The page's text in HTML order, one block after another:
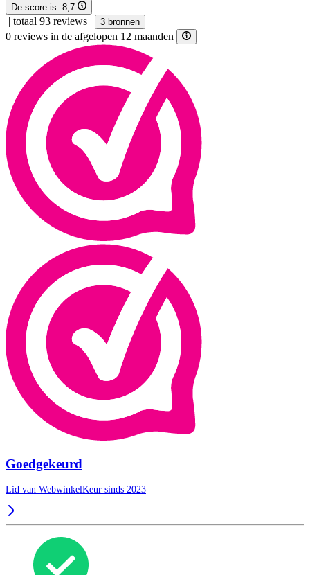
De score is: 8,7
| totaal 93 reviews | 3 bronnen
0 reviews in de afgelopen 12 maanden
Goedgekeurd
Lid van WebwinkelKeur sinds 2023